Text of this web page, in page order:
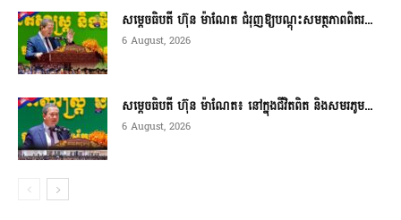
សម្តេចធិបតី ហ៊ុន ម៉ាណែត ជំរុញឱ្យបណ្តុះសមត្ថភាពពិតរ...
6 August, 2026
សម្តេចធិបតី ហ៊ុន ម៉ាណែត៖ នៅក្នុងជីវិតពិត និងសមរភូម...
6 August, 2026